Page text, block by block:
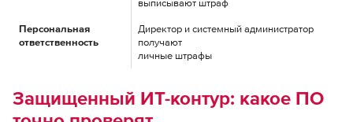
выписывают штраф
Персональная
ответственность
Директор и системный администратор
получают
личные штрафы
Защищенный ИТ-контур: какое ПО